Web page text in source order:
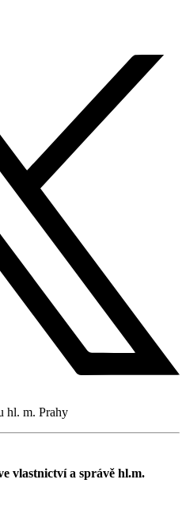
hl. m. Prahy
vlastnictví a správě hl.m.